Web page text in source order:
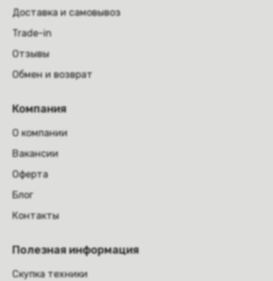
Доставка и самовывоз
Trade-in
Отзывы
Обмен и возврат
Компания
О компании
Вакансии
Оферта
Блог
Контакты
Полезная информация
Скупка техники